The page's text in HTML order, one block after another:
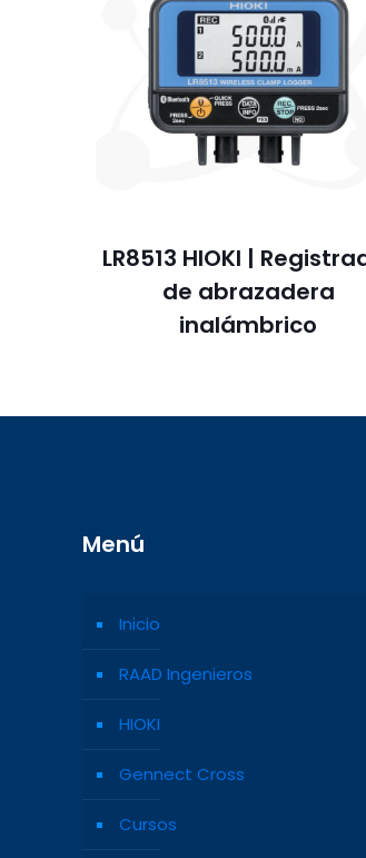
LR8513 HIOKI |
de abrazadera
inalámbrico
Menú
Inicio
RAAD Ingenieros
HIOKI
Gennect Cross
Cursos